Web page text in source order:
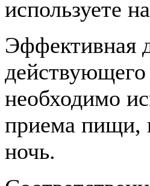
используете
Эффективная
необходимо
приема пищи,
ночь.